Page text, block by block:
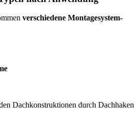
verschiedene Montagesystem-
Dachkonstruktionen durch Dachhaken